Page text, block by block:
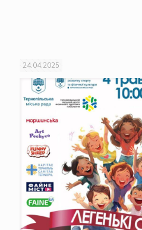
24.04.2025